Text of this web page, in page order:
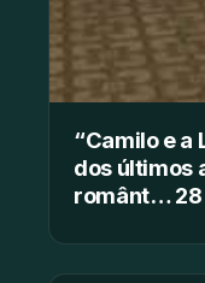
“Camilo e a
dos últimos
românt… 28